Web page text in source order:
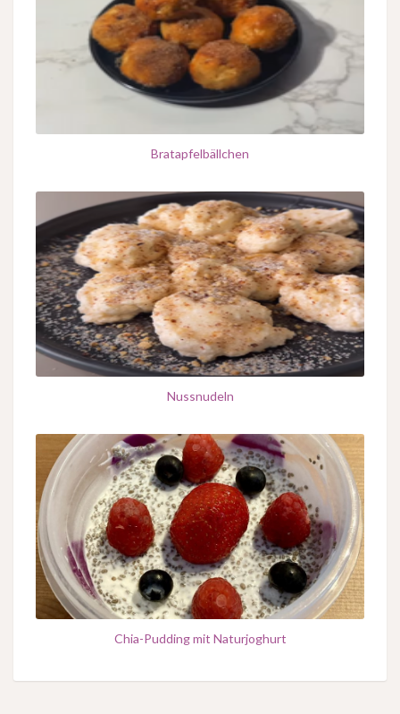
Bratapfelbällchen
Nussnudeln
Chia-Pudding mit Naturjoghurt